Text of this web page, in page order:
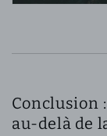
Conclusion
au-delà de